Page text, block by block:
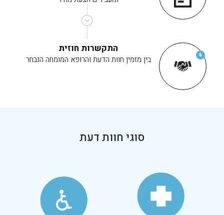
6
התקשרות חוזית
בין מזמין חוות הדעת והרופא המומחה הנבחר
סוגי חוות דעת